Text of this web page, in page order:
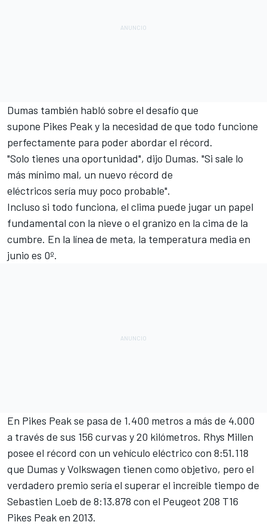
Dumas también habló sobre el desafío que
supone Pikes Peak y la necesidad de que todo funcione
perfectamente para poder abordar el récord.
"Solo tienes una oportunidad", dijo Dumas. "Si sale lo
más mínimo mal, un nuevo récord de
eléctricos sería muy poco probable".
Incluso si todo funciona, el clima puede jugar un papel
fundamental con la nieve o el granizo en la cima de la
cumbre. En la línea de meta, la temperatura media en
junio es 0º.
En Pikes Peak se pasa de 1.400 metros a más de 4.000
a través de sus 156 curvas y 20 kilómetros. Rhys Millen
posee el récord con un vehículo eléctrico con 8:51.118
que Dumas y Volkswagen tienen como objetivo, pero el
verdadero premio sería el superar el increíble tiempo de
Sebastien Loeb de 8:13.878 con el Peugeot 208 T16
Pikes Peak en 2013.